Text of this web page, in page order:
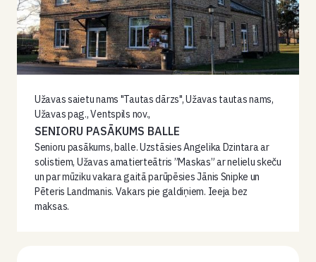
Užavas saietu nams "Tautas dārzs", Užavas tautas nams,
Užavas pag., Ventspils nov.,
SENIORU PASĀKUMS BALLE
Senioru pasākums, balle. Uzstāsies Angelika Dzintara ar
solistiem, Užavas amatierteātris ”Maskas” ar nelielu skeču
un par mūziku vakara gaitā parūpēsies Jānis Snipke un
Pēteris Landmanis. Vakars pie galdiņiem. Ieeja bez
maksas.